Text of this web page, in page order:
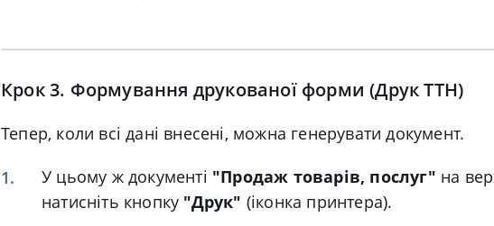
Крок 3. Формування друкованої форми (Друк ТТН)
Тепер, коли всі дані внесені, можна генерувати документ.
У цьому ж документі "Продаж товарів, послуг" на
натисніть кнопку "Друк" (іконка принтера).